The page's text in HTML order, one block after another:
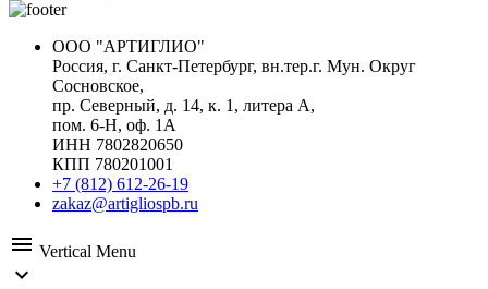
ООО "АРТИГЛИО"
Россия, г. Санкт-Петербург, вн.тер.г. Мун. Округ
Сосновское,
пр. Северный, д. 14, к. 1, литера А,
пом. 6-Н, оф. 1А
ИНН 7802820650
КПП 780201001
+7 (812) 612-26-19
zakaz@artigliospb.ru
menu Vertical Menu
expand_more